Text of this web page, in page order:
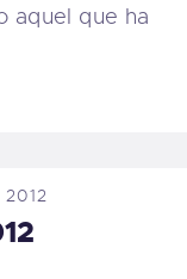
aquel que ha